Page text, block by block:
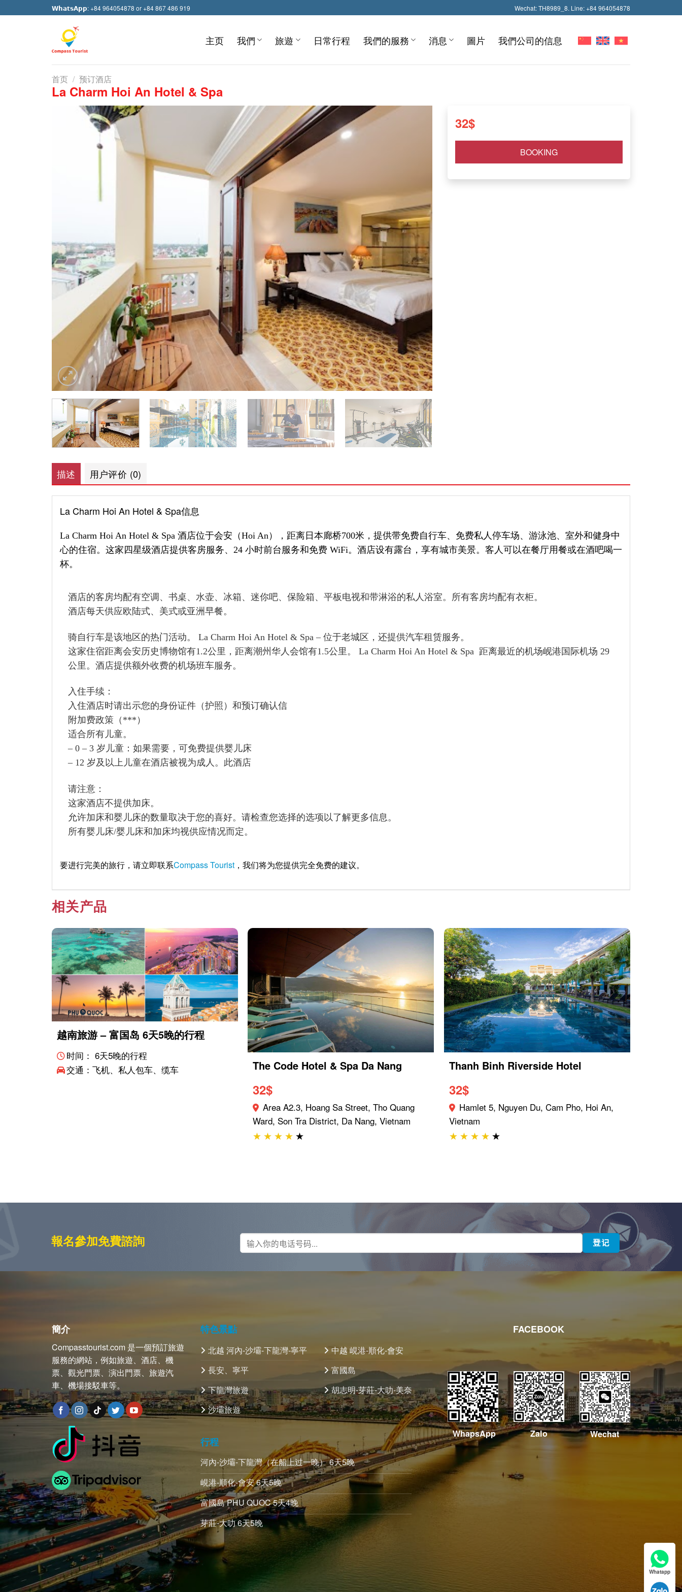
to
𝗪𝗵𝗮𝘁𝘀𝗔𝗽𝗽: +84 964054878 or +84 867 486 919 Wechat: TH8989_8. Line: +84 964054878
主页 我們 旅遊 日常行程 我們的服務 消息 圖片 我們公司的信息
首页 / 预订酒店
La Charm Hoi An Hotel & Spa
32$
BOOKING
描述 用户评价 (0)
La Charm Hoi An Hotel & Spa信息
La Charm Hoi An Hotel & Spa 酒店位于会安（Hoi An），距离日本廊桥700米，提供带免费自行车、免费私人停车场、游泳池、室外和健身中
心的住宿。这家四星级酒店提供客房服务、24 小时前台服务和免费 WiFi。酒店设有露台，享有城市美景。客人可以在餐厅用餐或在酒吧喝一
杯。
酒店的客房均配有空调、书桌、水壶、冰箱、迷你吧、保险箱、平板电视和带淋浴的私人浴室。所有客房均配有衣柜。
酒店每天供应欧陆式、美式或亚洲早餐。
骑自行车是该地区的热门活动。 La Charm Hoi An Hotel & Spa – 位于老城区，还提供汽车租赁服务。
这家住宿距离会安历史博物馆有1.2公里，距离潮州华人会馆有1.5公里。 La Charm Hoi An Hotel & Spa 距离最近的机场岘港国际机场 29
公里。酒店提供额外收费的机场班车服务。
入住手续：
入住酒店时请出示您的身份证件（护照）和预订确认信
附加费政策（***）
适合所有儿童。
– 0 – 3 岁儿童：如果需要，可免费提供婴儿床
– 12 岁及以上儿童在酒店被视为成人。此酒店
请注意：
这家酒店不提供加床。
允许加床和婴儿床的数量取决于您的喜好。请检查您选择的选项以了解更多信息。
所有婴儿床/婴儿床和加床均视供应情况而定。
要进行完美的旅行，请立即联系Compass Tourist ，我们将为您提供完全免费的建议。
相关产品
越南旅游 – 富国岛 6天5晚的行程
时间： 6天5晚的行程
交通：飞机、私人包车、缆车
The Code Hotel & Spa Da Nang
32$
Area A2.3, Hoang Sa Street, Tho Quang
Ward, Son Tra District, Da Nang, Vietnam
★ ★ ★ ★ ★
Thanh Binh Riverside Hotel
32$
Hamlet 5, Nguyen Du, Cam Pho, Hoi An,
Vietnam
★ ★ ★ ★ ★
報名參加免費諮詢
簡介
Compasstourist.com 是一個預訂旅遊
服務的網站，例如旅遊、酒店、機
票、觀光門票、演出門票、旅遊汽
車、機場接駁車等。
特色景點
北越 河內-沙壩-下龍灣-寧平
長安、寧平
下龍灣旅遊
沙壩旅遊
中越 峴港-順化-會安
富國島
胡志明-芽莊-大叻-美奈
行程
河內-沙壩-下龍灣（在船上过一晚） 6天5晚
峴港-順化-會安 6天5晚
富國島 PHU QUOC 5天4晚
芽莊-大叻 6天5晚
FACEBOOK
WhapsApp Zalo Wechat
Whatapp